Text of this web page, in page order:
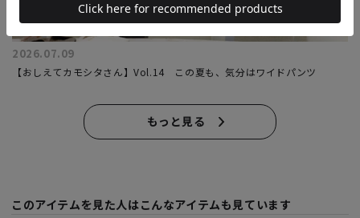
2026.07.09
【おしえてカモシタさん】Vol.14 この夏も、気分はワイドパンツ
もっと見る
このアイテムを見た人はこんなアイテムも見ています